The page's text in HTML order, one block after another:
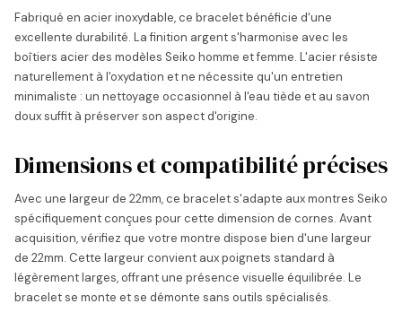
Fabriqué en acier inoxydable, ce bracelet bénéficie d'une
excellente durabilité. La finition argent s'harmonise avec les
boîtiers acier des modèles Seiko homme et femme. L'acier résiste
naturellement à l'oxydation et ne nécessite qu'un entretien
minimaliste : un nettoyage occasionnel à l'eau tiède et au savon
doux suffit à préserver son aspect d'origine.
Dimensions et compatibilité précises
Avec une largeur de 22mm, ce bracelet s'adapte aux montres Seiko
spécifiquement conçues pour cette dimension de cornes. Avant
acquisition, vérifiez que votre montre dispose bien d'une largeur
de 22mm. Cette largeur convient aux poignets standard à
légèrement larges, offrant une présence visuelle équilibrée. Le
bracelet se monte et se démonte sans outils spécialisés.